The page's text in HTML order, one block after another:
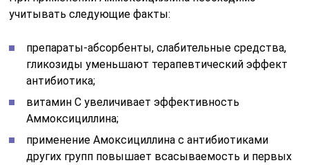
учитывать следующие факты:
препараты-абсорбенты, слабительные средства,
гликозиды уменьшают терапевтический эффект
антибиотика;
витамин С увеличивает эффективность
Аммоксициллина;
применение Амоксициллина с антибиотиками
других групп повышает всасываемость и первых